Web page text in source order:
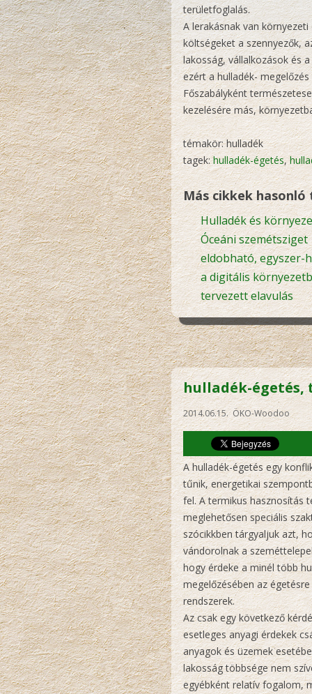
területfoglalás.
A lerakásnak van
költségeket a szennyezők,
lakosság, vállalkozások és
ezért a hulladék-
Főszabályként
kezelésére más,
témakör: hulladék
tagek:hulladék-égetés,
Más cikkek hasonló
Hulladék és
Óceáni szemétsziget
eldobható, egyszer-
a digitális
tervezett elavulás
hulladék-égetés,
2014.06.15. ÖKO-Woodoo
A hulladék-égetés egy
tűnik, energetikai
fel. A termikus hasznosítás
meglehetősen speciális
szócikkben tárgyaljuk azt,
vándorolnak a
hogy érdeke a minél több
megelőzésében az
rendszerek.
Az csak egy következő
esetleges anyagi érdekek
anyagok és üzemek
lakosság többsége nem
egyébként relatív fogalom,